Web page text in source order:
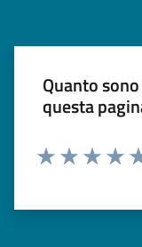
Quanto
questa